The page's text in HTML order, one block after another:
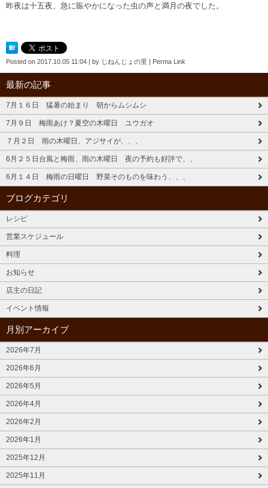
昨夜は十五夜、急に賑やかになった虫の声と満月の夜でした。
Posted on 2017.10.05 11:04 | by じねんじょの里 | Perma Link
最新の記事
7月１６日 猛暑の始まり 朝からムシムシ
7月９日 梅雨あけ？夏空の木曜日 ユウガオ
７月２日 雨の木曜日、アジサイが、、、
6月２５日台風と梅雨、雨の木曜日 夜の予約も好評で、、
6月１４日 梅雨の日曜日 野菜そのものを味わう、、、
ブログカテゴリ
レシピ
営業スケジュール
料理
お知らせ
店主の日記
イベント情報
月別アーカイブ
2026年7月
2026年6月
2026年5月
2026年4月
2026年2月
2026年1月
2025年12月
2025年11月